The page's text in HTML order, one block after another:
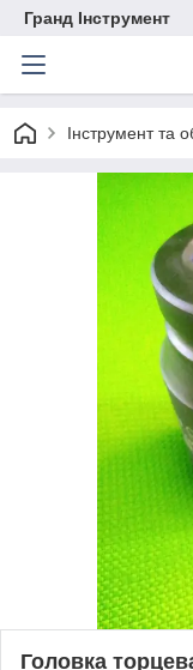
Гранд Інструмент
Інструмент та
Головка